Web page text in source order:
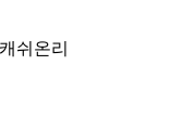
쉬온리